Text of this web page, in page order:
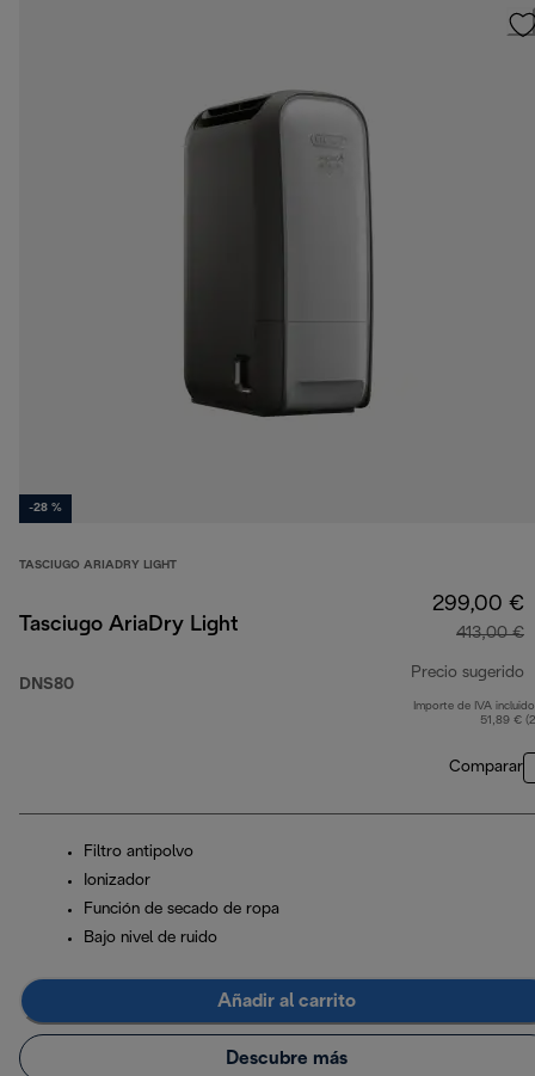
-28 %
TASCIUGO ARIADRY LIGHT
Tasciugo AriaDry Light
DNS80
299,00 €
413,00 €
Precio sugerido
Importe de IVA
51,89 €
Comparar
Filtro antipolvo
Ionizador
Función de secado de ropa
Bajo nivel de ruido
Añadir al carrito
Descubre más